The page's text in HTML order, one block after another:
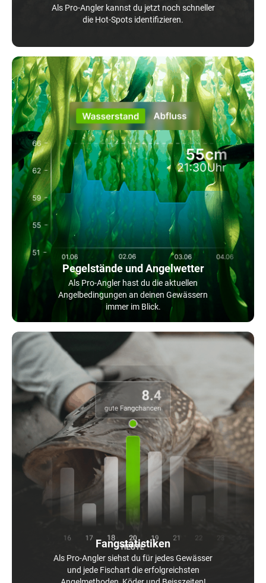
Als Pro-Angler kannst du jetzt noch schneller
die Hot-Spots identifizieren.
Pegelstände und Angelwetter
Als Pro-Angler hast du die aktuellen
Angelbedingungen an deinen Gewässern
immer im Blick.
Fangstatistiken
Als Pro-Angler siehst du für jedes Gewässer
und jede Fischart die erfolgreichsten